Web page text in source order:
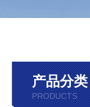
产品分类
PRODUCTS